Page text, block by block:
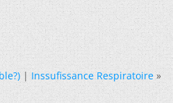
|Inssufissance Respiratoire »